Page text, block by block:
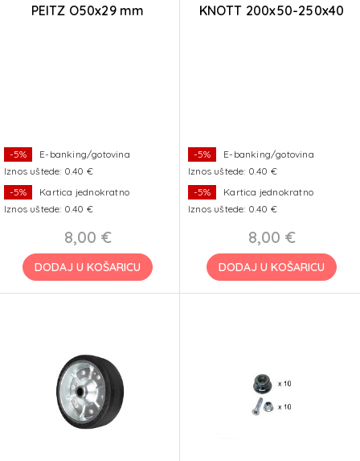
PEITZ O50x29 mm
-5%
E-banking/gotovina
Iznos uštede: 0.40 €
-5%
Kartica jednokratno
Iznos uštede: 0.40 €
8,00 €
DODAJ U KOŠARICU
KNOTT 200x50-250x40
-5%
E-banking/gotovina
Iznos uštede: 0.40 €
-5%
Kartica jednokratno
Iznos uštede: 0.40 €
8,00 €
DODAJ U KOŠARICU